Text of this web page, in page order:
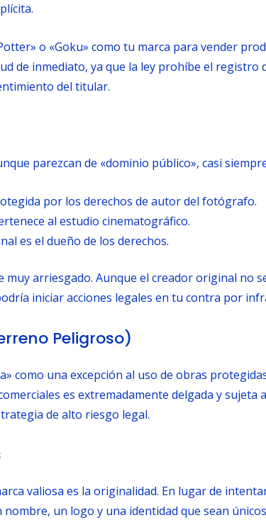
o «Goku» como tu marca para vender
de inmediato, ya que la ley prohíbe el
del titular.
parezcan de «dominio público», casi
por los derechos de autor del fotógrafo.
al estudio cinematográfico.
es el dueño de los derechos.
arriesgado. Aunque el creador original no
iniciar acciones legales en tu contra por
Peligroso)
como una excepción al uso de obras
es extremadamente delgada y sujeta
de alto riesgo legal.
valiosa es la originalidad. En lugar de
un logo y una identidad que sean